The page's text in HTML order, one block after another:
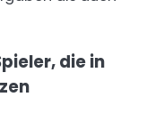
die in